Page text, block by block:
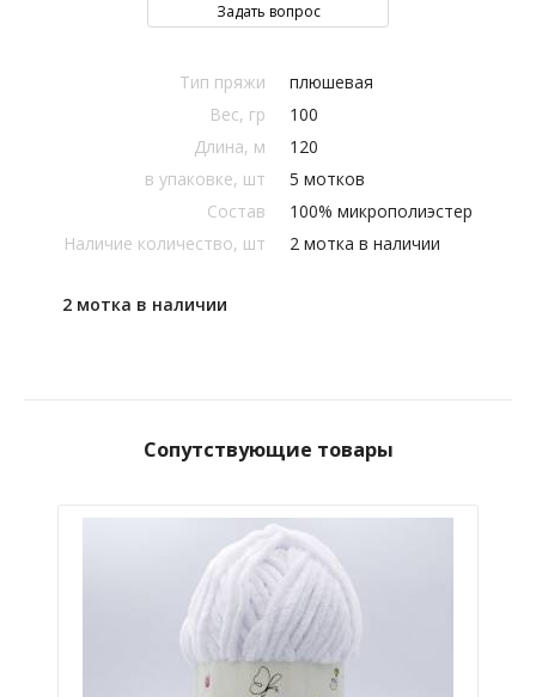
Задать вопрос
Тип пряжи
плюшевая
Вес, гр
100
Длина, м
120
в упаковке, шт
5 мотков
Состав
100% микрополиэстер
Наличие количество, шт
2 мотка в наличии
2 мотка в наличии
Сопутствующие товары